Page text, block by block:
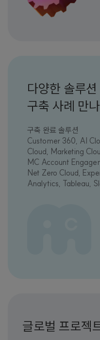
다양한 솔루션
구축 사례 만
구축 완료 솔루션
Customer 360, AI
Cloud, Marketing
MC Account
Net Zero Cloud,
Analytics, Tableau,
글로벌 프로젝